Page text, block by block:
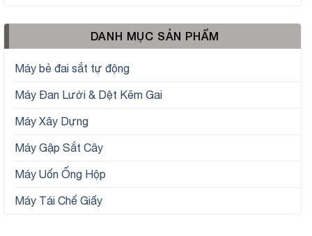
DANH MỤC SẢN PHẨM
Máy bẻ đai sắt tự động
Máy Đan Lưới & Dệt Kẽm Gai
Máy Xây Dựng
Máy Gập Sắt Cây
Máy Uốn Ống Hộp
Máy Tái Chế Giấy